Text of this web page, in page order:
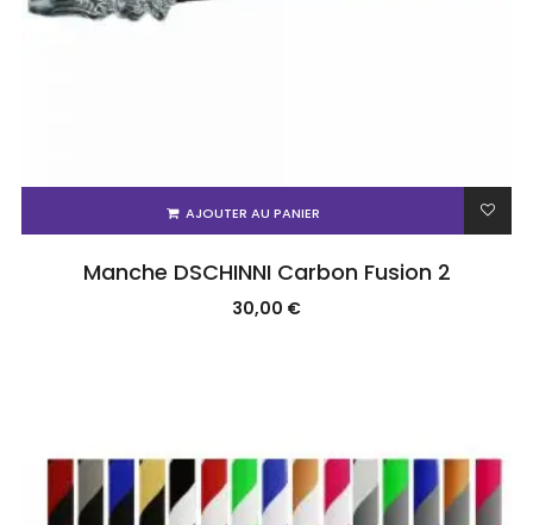
AJOUTER AU PANIER
Manche DSCHINNI Carbon Fusion 2
30,00 €